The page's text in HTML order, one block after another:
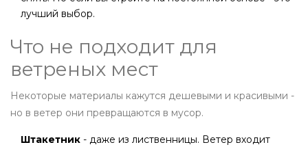
лучший выбор.
Что не подходит для
ветреных мест
Некоторые материалы кажутся дешевыми и красивыми -
но в ветер они превращаются в мусор.
Штакетник - даже из лиственницы. Ветер входит